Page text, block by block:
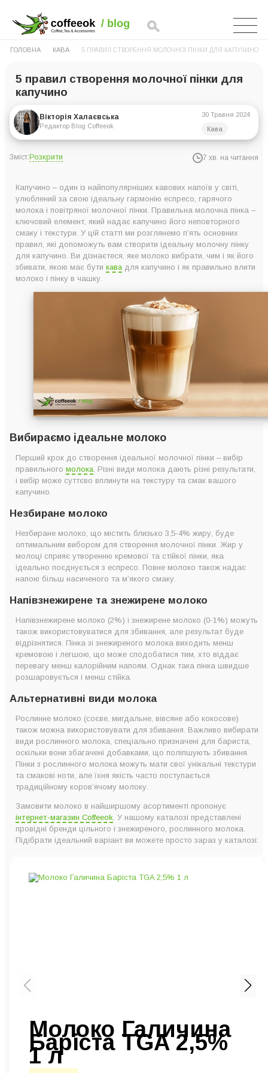
ГОЛОВНА КАВА 5 ПРАВИЛ СТВОРЕННЯ МОЛОЧНОЇ ПІНКИ ДЛЯ КАПУЧИНО
5 правил створення молочної пінки для
капучино
Вікторія Халаєвська
Редактор Blog Coffeeok
30 Травня 2024
Кава
Зміст:Розкрити 7 хв. на читання
Незбиране молоко
Напівзнежирене та знежирене молоко
Альтернативні види молока
Чим збивати молоко для капучино: ручний і автоматичний
капучинатор, аерочино, альтернативні методи
Як збивати молочну пінку для капучино? Рекомендації
Якою має бути кава для капучино?
Як вливати молоко і пінку в капучино?
Що потрібно запам’ятати?
Капучино – один із найпопулярніших кавових напоїв у світі,
улюблений за свою ідеальну гармонію еспресо, гарячого
молока і повітряної молочної пінки. Правильна молочна пінка –
ключовий елемент, який надає капучино його неповторного
смаку і текстури. У цій статті ми розглянемо п’ять основних
правил, які допоможуть вам створити ідеальну молочну пінку
для капучино. Ви дізнаєтеся, яке молоко вибрати, чим і як його
збивати, якою має бути кава для капучино і як правильно влити
молоко і пінку в чашку.
Вибираємо ідеальне молоко
Перший крок до створення ідеальної молочної пінки – вибір
правильного молока . Різні види молока дають різні результати,
і вибір може суттєво вплинути на текстуру та смак вашого
капучино.
Незбиране молоко
Незбиране молоко, що містить близько 3,5-4% жиру, буде
оптимальним вибором для створення молочної пінки. Жир у
молоці сприяє утворенню кремової та стійкої пінки, яка
ідеально поєднується з еспресо. Повне молоко також надає
напою більш насиченого та м’якого смаку.
Напівзнежирене та знежирене молоко
Напівзнежирене молоко (2%) і знежирене молоко (0-1%) можуть
також використовуватися для збивання, але результат буде
відрізнятися. Пінка зі знежиреного молока виходить менш
кремовою і легшою, що може сподобатися тим, хто віддає
перевагу менш калорійним напоям. Однак така пінка швидше
розшаровується і менш стійка.
Альтернативні види молока
Рослинне молоко (соєве, мигдальне, вівсяне або кокосове)
також можна використовувати для збивання. Важливо вибирати
види рослинного молока, спеціально призначені для бариста,
оскільки вони збагачені добавками, що поліпшують збивання.
Пінки з рослинного молока можуть мати свої унікальні текстури
та смакові ноти, але їхня якість часто поступається
традиційному коров’ячому молоку.
Замовити молоко в найширшому асортименті пропонує
інтернет-магазин Coffeeok . У нашому каталозі представлені
провідні бренди цільного і знежиреного, рослинного молока.
Підібрати ідеальний варіант ви можете просто зараз у каталозі:
Молоко Галичина
Баріста TGA 2,5%
1 л